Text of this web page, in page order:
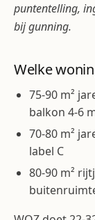
puntentelling,
bij gunning.
Welke
75-90 m²
balkon 4-6
70-80 m²
label C
80-90 m²